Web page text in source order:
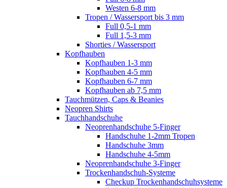
Westen 6-8 mm
Tropen / Wassersport bis 3 mm
Full 0,5-1 mm
Full 1,5-3 mm
Shorties / Wassersport
Kopfhauben
Kopfhauben 1-3 mm
Kopfhauben 4-5 mm
Kopfhauben 6-7 mm
Kopfhauben ab 7,5 mm
Tauchmützen, Caps & Beanies
Neopren Shirts
Tauchhandschuhe
Neoprenhandschuhe 5-Finger
Handschuhe 1-2mm Tropen
Handschuhe 3mm
Handschuhe 4-5mm
Neoprenhandschuhe 3-Finger
Trockenhandschuh-Systeme
Checkup Trockenhandschuhsysteme